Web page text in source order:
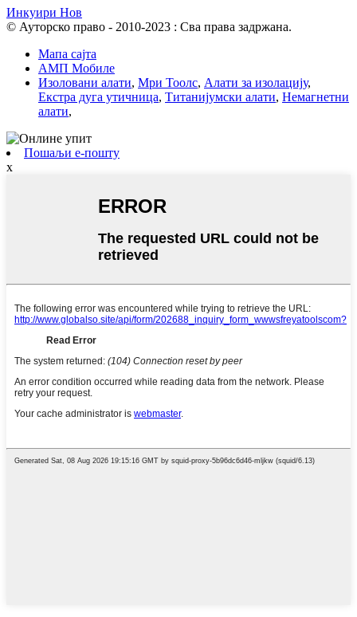
Инкуири Нов
© Ауторско право - 2010-2023 : Сва права задржана.
Мапа сајта
АМП Мобиле
Изоловани алати, Мри Тоолс, Алати за изолацију,
Екстра дуга утичница, Титанијумски алати, Немагнетни
алати,
Пошаљи е-пошту
x